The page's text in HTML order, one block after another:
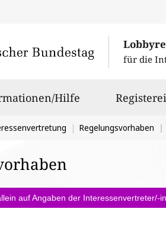
für die
Hilfe
Regelungsvorhaben
auf Angaben der Interessenvertreter/-